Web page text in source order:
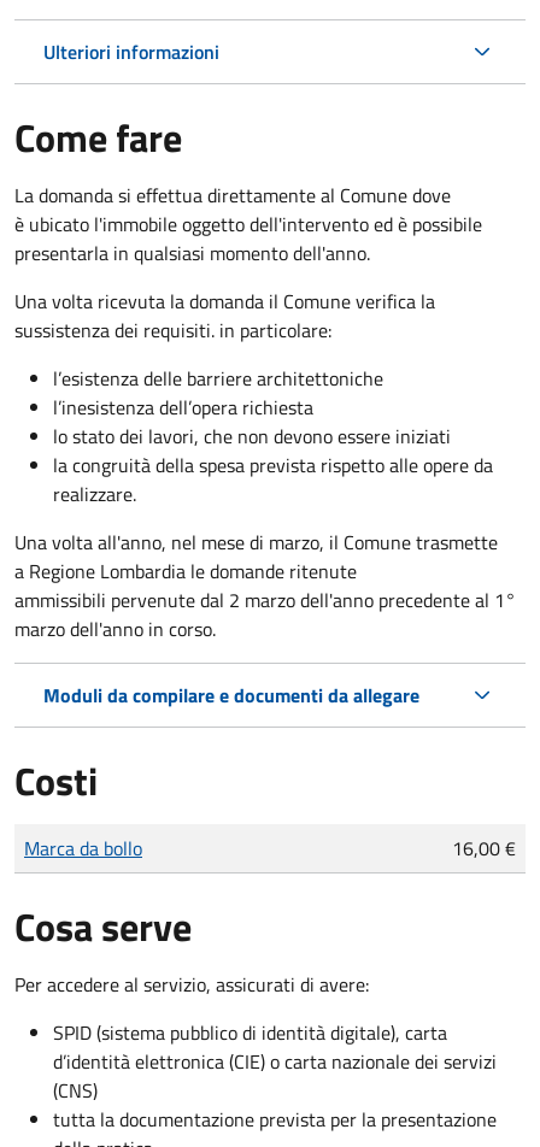
Ulteriori informazioni
Come fare
La domanda si effettua direttamente al Comune dove
è ubicato l'immobile oggetto dell'intervento ed è possibile
presentarla in qualsiasi momento dell'anno.
Una volta ricevuta la domanda il Comune verifica la
sussistenza dei requisiti. in particolare:
l’esistenza delle barriere architettoniche
l’inesistenza dell’opera richiesta
lo stato dei lavori, che non devono essere iniziati
la congruità della spesa prevista rispetto alle opere da
realizzare.
Una volta all'anno, nel mese di marzo, il Comune trasmette
a Regione Lombardia le domande ritenute
ammissibili pervenute dal 2 marzo dell'anno precedente al 1°
marzo dell'anno in corso.
Moduli da compilare e documenti da allegare
Costi
Tipo di pagamento
Importo
Marca da bollo 16,00 €
Cosa serve
Per accedere al servizio, assicurati di avere:
SPID (sistema pubblico di identità digitale), carta
d’identità elettronica (CIE) o carta nazionale dei servizi
(CNS)
tutta la documentazione prevista per la presentazione